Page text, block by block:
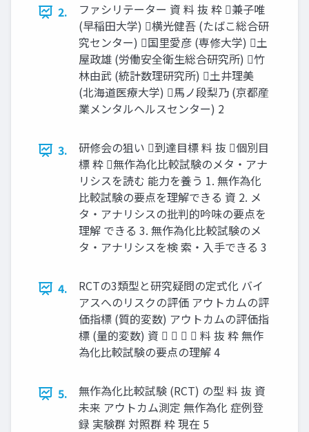
2.
ファシリテーター 資 料 抜 粋 兼子唯
(早稲田大学) 横光健吾 (たばこ総合研
究センター) 国⾥愛彦 (専修大学) 土
屋政雄 (労働安全衛生総合研究所) ⽵
林由武 (統計数理研究所) 土井理美
(北海道医療大学) 馬ノ段梨乃 (京都産
業メンタルヘルスセンター) 2
3.
研修会の狙い 到達目標 料 抜 個別目
標 粋 無作為化比較試験のメタ・アナ
リシスを読む 能⼒を養う 1. 無作為化
比較試験の要点を理解できる 資 2. メ
タ・アナリシスの批判的吟味の要点を
理解 できる 3. 無作為化比較試験のメ
タ・アナリシスを検 索・⼊⼿できる 3
4.
RCTの3類型と研究疑問の定式化 バイ
アスへのリスクの評価 アウトカムの評
価指標 (質的変数) アウトカムの評価指
標 (量的変数) 資     料 抜 粋 無作
為化比較試験の要点の理解 4
5.
無作為化比較試験 (RCT) の型 料 抜 資
未来 アウトカム測定 無作為化 症例登
録 実験群 対照群 粋 現在 5